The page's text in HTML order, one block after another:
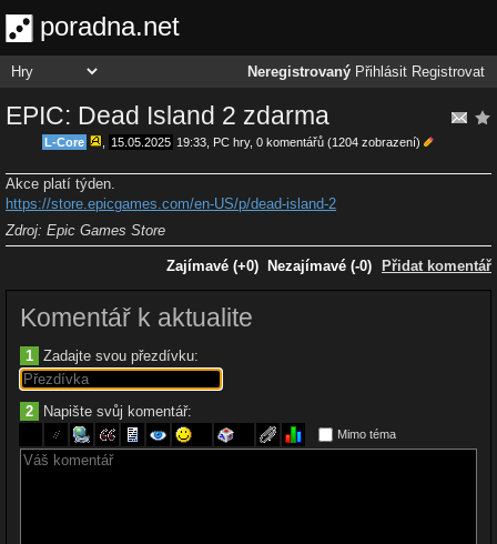
poradna.net
Neregistrovaný Přihlásit Registrovat
EPIC: Dead Island 2 zdarma
L-Core 15.05.2025 19:33 PC hry, 0 komentářů (1204 zobrazení)
Akce platí týden.
https://store.epicgames.com/en-US/p/dead-island-2
Zdroj: Epic Games Store
Zajímavé (+0) Nezajímavé (-0) Přidat komentář
Komentář k aktualite
1 Zadajte svou přezdívku:
2 Napište svůj komentář:
Mimo téma